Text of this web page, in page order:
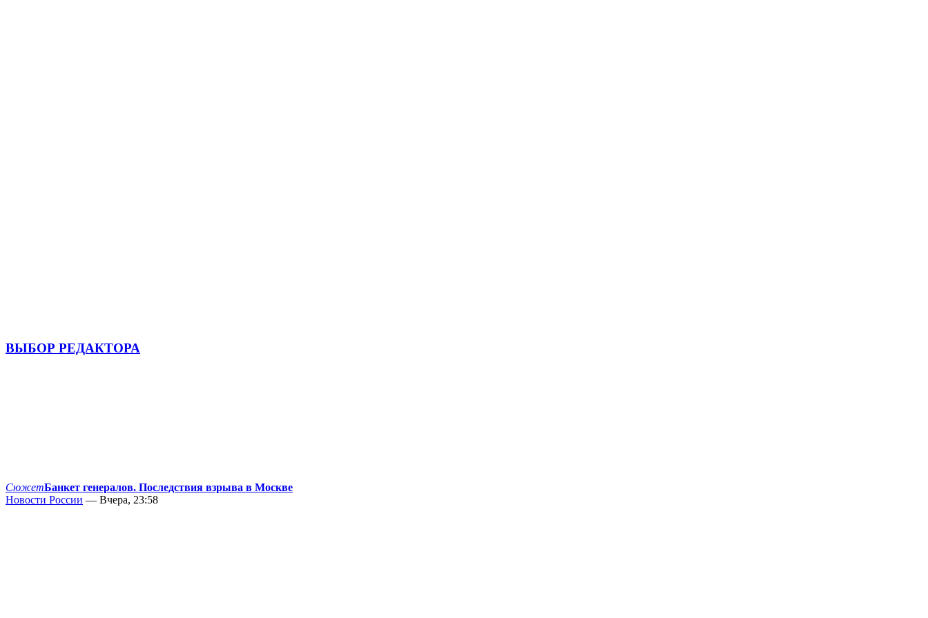
ВЫБОР РЕДАКТОРА
СюжетБанкет генералов. Последствия взрыва в Москве
Новости России — Вчера, 23:58